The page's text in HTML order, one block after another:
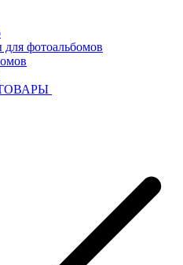
фотоальбомов